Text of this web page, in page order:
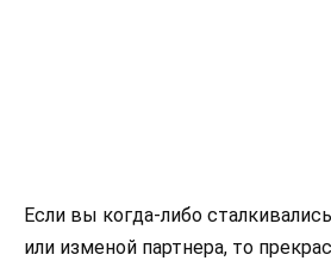
Если вы когда-либо
или изменой партнера, то